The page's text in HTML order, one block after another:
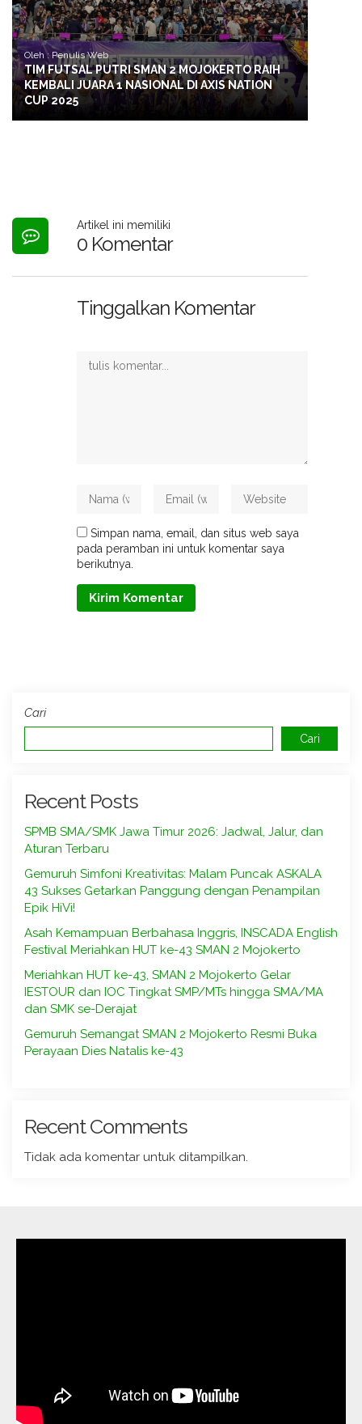
Oleh : Penulis Web
TIM FUTSAL PUTRI SMAN 2 MOJOKERTO RAIH
KEMBALI JUARA 1 NASIONAL DI AXIS NATION
CUP 2025
Artikel ini memiliki
0 Komentar
Tinggalkan Komentar
Simpan nama, email, dan situs web saya
pada peramban ini untuk komentar saya
berikutnya.
Cari
Cari
Recent Posts
SPMB SMA/SMK Jawa Timur 2026: Jadwal, Jalur, dan
Aturan Terbaru
Gemuruh Simfoni Kreativitas: Malam Puncak ASKALA
43 Sukses Getarkan Panggung dengan Penampilan
Epik HiVi!
Asah Kemampuan Berbahasa Inggris, INSCADA English
Festival Meriahkan HUT ke-43 SMAN 2 Mojokerto
Meriahkan HUT ke-43, SMAN 2 Mojokerto Gelar
IESTOUR dan IOC Tingkat SMP/MTs hingga SMA/MA
dan SMK se-Derajat
Gemuruh Semangat SMAN 2 Mojokerto Resmi Buka
Perayaan Dies Natalis ke-43
Recent Comments
Tidak ada komentar untuk ditampilkan.